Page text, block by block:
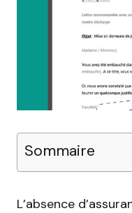
Sommaire
L’absence